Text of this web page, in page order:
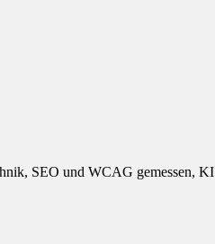
SEO und WCAG gemessen,